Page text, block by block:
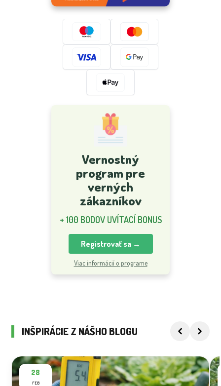
Vernostný
program pre
verných
zákazníkov
+ 100 BODOV UVÍTACÍ BONUS
Registrovať sa →
Viac informácií o programe
INŠPIRÁCIE Z NÁŠHO BLOGU
28
FEB